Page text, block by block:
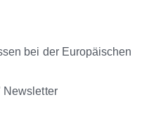
bei der Europäischen
Newsletter